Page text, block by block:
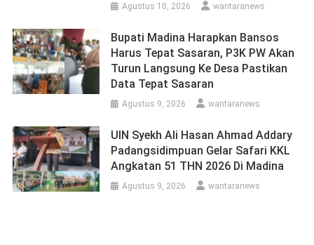
Agustus 10, 2026 wantaranews
Bupati Madina Harapkan Bansos
Harus Tepat Sasaran, P3K PW Akan
Turun Langsung Ke Desa Pastikan
Data Tepat Sasaran
Agustus 9, 2026 wantaranews
UIN Syekh Ali Hasan Ahmad Addary
Padangsidimpuan Gelar Safari KKL
Angkatan 51 THN 2026 Di Madina
Agustus 9, 2026 wantaranews